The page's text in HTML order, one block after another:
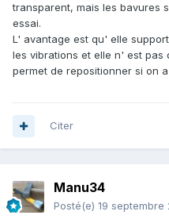
transparent, mais les bavures
essai.
L' avantage est qu' elle
les vibrations et elle n' est pas
permet de repositionner si on
Citer
Manu34
Posté(e) 19 septembre